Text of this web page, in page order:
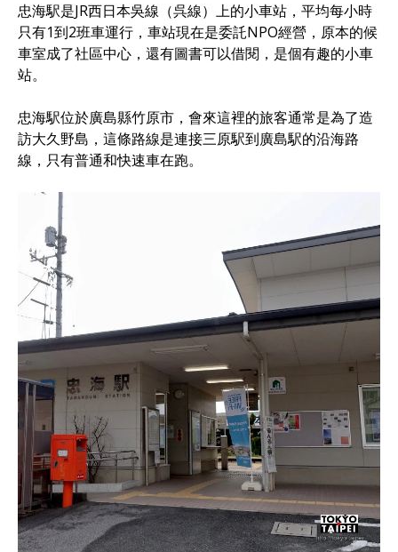
忠海駅是JR西日本吳線（呉線）上的小車站，平均每小時
只有1到2班車運行，車站現在是委託NPO經營，原本的候
車室成了社區中心，還有圖書可以借閱，是個有趣的小車
站。
忠海駅位於廣島縣竹原市，會來這裡的旅客通常是為了造
訪大久野島，這條路線是連接三原駅到廣島駅的沿海路
線，只有普通和快速車在跑。